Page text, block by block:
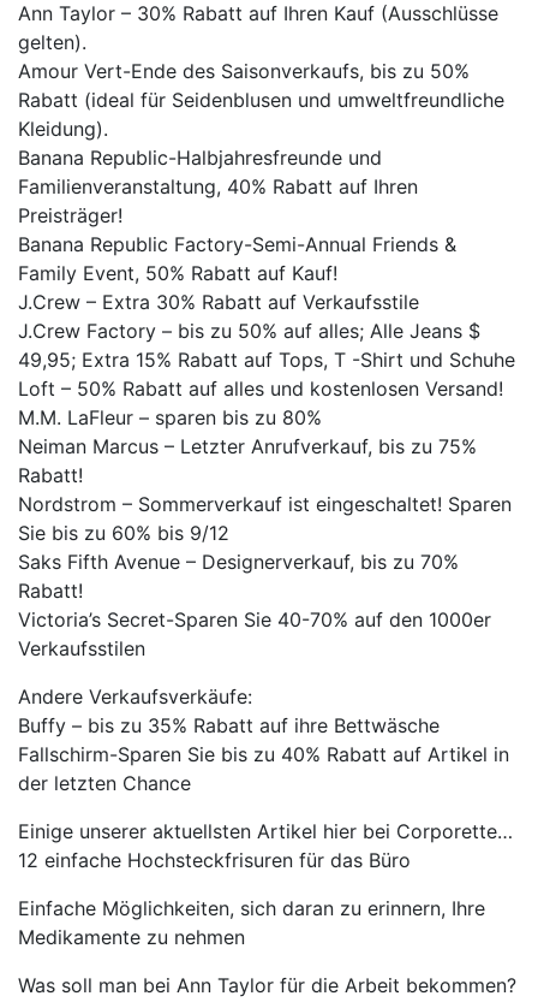
Ann Taylor – 30% Rabatt auf Ihren Kauf (Ausschlüsse
gelten).
Amour Vert-Ende des Saisonverkaufs, bis zu 50%
Rabatt (ideal für Seidenblusen und umweltfreundliche
Kleidung).
Banana Republic-Halbjahresfreunde und
Familienveranstaltung, 40% Rabatt auf Ihren
Preisträger!
Banana Republic Factory-Semi-Annual Friends &
Family Event, 50% Rabatt auf Kauf!
J.Crew – Extra 30% Rabatt auf Verkaufsstile
J.Crew Factory – bis zu 50% auf alles; Alle Jeans $
49,95; Extra 15% Rabatt auf Tops, T -Shirt und Schuhe
Loft – 50% Rabatt auf alles und kostenlosen Versand!
M.M. LaFleur – sparen bis zu 80%
Neiman Marcus – Letzter Anrufverkauf, bis zu 75%
Rabatt!
Nordstrom – Sommerverkauf ist eingeschaltet! Sparen
Sie bis zu 60% bis 9/12
Saks Fifth Avenue – Designerverkauf, bis zu 70%
Rabatt!
Victoria’s Secret-Sparen Sie 40-70% auf den 1000er
Verkaufsstilen
Andere Verkaufsverkäufe:
Buffy – bis zu 35% Rabatt auf ihre Bettwäsche
Fallschirm-Sparen Sie bis zu 40% Rabatt auf Artikel in
der letzten Chance
Einige unserer aktuellsten Artikel hier bei Corporette…
12 einfache Hochsteckfrisuren für das Büro
Einfache Möglichkeiten, sich daran zu erinnern, Ihre
Medikamente zu nehmen
Was soll man bei Ann Taylor für die Arbeit bekommen?